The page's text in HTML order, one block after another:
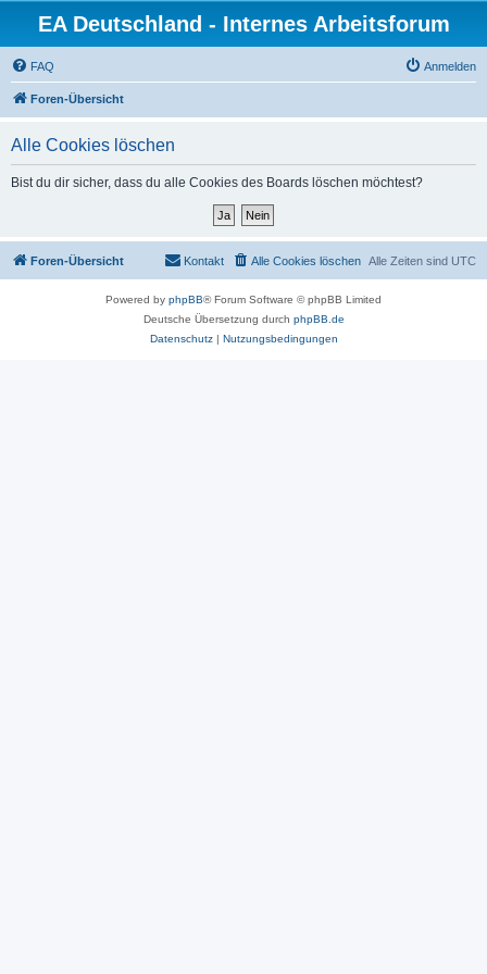
EA Deutschland - Internes Arbeitsforum
FAQ Anmelden
Foren-Übersicht
Alle Cookies löschen
Bist du dir sicher, dass du alle Cookies des Boards löschen möchtest?
Foren-Übersicht Alle Zeiten sind UTC
Alle Cookies löschen
Kontakt
Powered by phpBB® Forum Software © phpBB Limited
Deutsche Übersetzung durch phpBB.de
Datenschutz| Nutzungsbedingungen